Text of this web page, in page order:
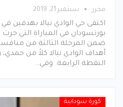
محرر سبتمبر 21, 2019
اكتفى حي الوادي نيالا
بورتسودان في المباراة التي
ضمن المرحلة الثالثة من منافسة
أهداف الوادي نيالا كلاً من
النقطة الرابعة. وفي…
كورة سودانية